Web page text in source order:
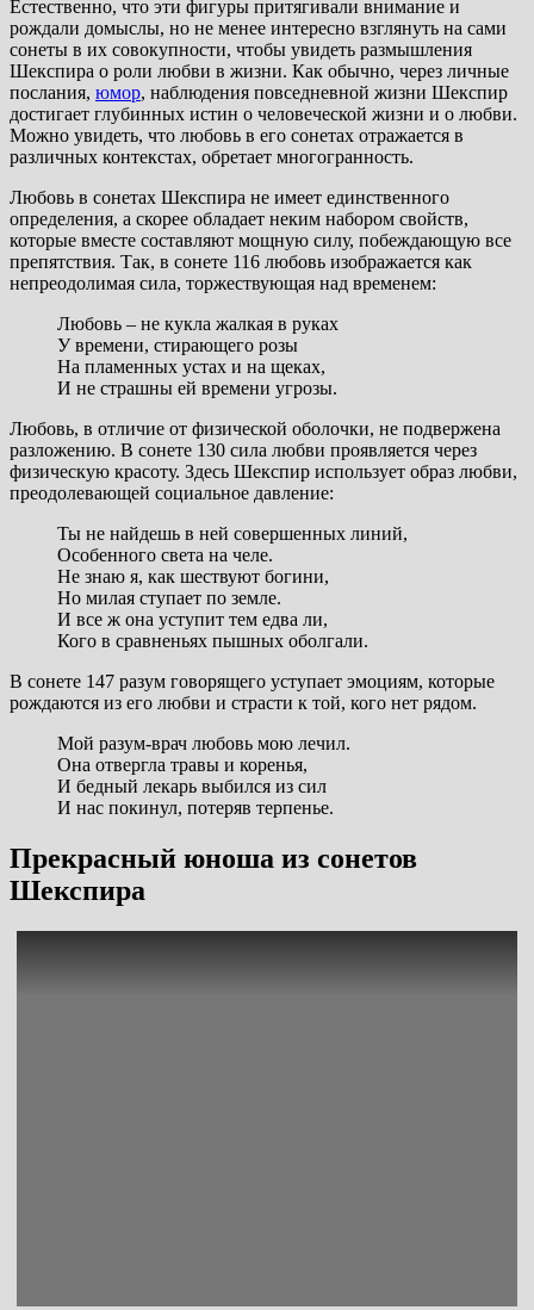
Естественно, что эти фигуры притягивали внимание и
рождали домыслы, но не менее интересно взглянуть на сами
сонеты в их совокупности, чтобы увидеть размышления
Шекспира о роли любви в жизни. Как обычно, через личные
послания, юмор, наблюдения повседневной жизни Шекспир
достигает глубинных истин о человеческой жизни и о любви.
Можно увидеть, что любовь в его сонетах отражается в
различных контекстах, обретает многогранность.
Любовь в сонетах Шекспира не имеет единственного
определения, а скорее обладает неким набором свойств,
которые вместе составляют мощную силу, побеждающую все
препятствия. Так, в сонете 116 любовь изображается как
непреодолимая сила, торжествующая над временем:
Любовь – не кукла жалкая в руках
У времени, стирающего розы
На пламенных устах и на щеках,
И не страшны ей времени угрозы.
Любовь, в отличие от физической оболочки, не подвержена
разложению. В сонете 130 сила любви проявляется через
физическую красоту. Здесь Шекспир использует образ любви,
преодолевающей социальное давление:
Ты не найдешь в ней совершенных линий,
Особенного света на челе.
Не знаю я, как шествуют богини,
Но милая ступает по земле.
И все ж она уступит тем едва ли,
Кого в сравненьях пышных оболгали.
В сонете 147 разум говорящего уступает эмоциям, которые
рождаются из его любви и страсти к той, кого нет рядом.
Мой разум-врач любовь мою лечил.
Она отвергла травы и коренья,
И бедный лекарь выбился из сил
И нас покинул, потеряв терпенье.
Прекрасный юноша из сонетов
Шекспира